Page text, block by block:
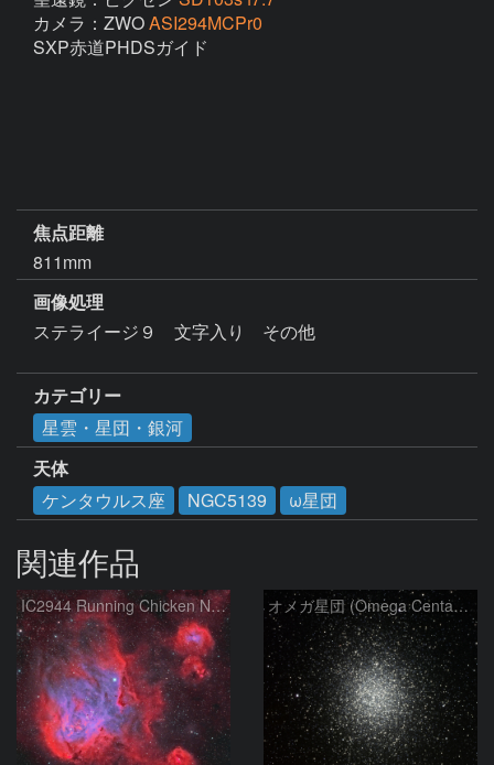
カメラ：ZWOASI294MCPr0
SXP赤道PHDSガイド
焦点距離
811mm
画像処理
ステライージ９　文字入り　その他
カテゴリー
星雲・星団・銀河
天体
ケンタウルス座
NGC5139 ω星団
関連作品
IC2944 Running Chicken Nebula オメガ星団 (Omega Centauri)